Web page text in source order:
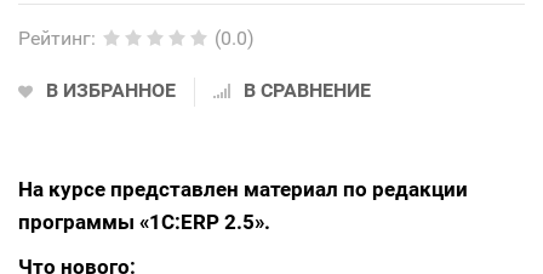
Рейтинг: (0.0)
В ИЗБРАННОЕ В СРАВНЕНИЕ
На курсе представлен материал по редакции
программы «1С:ERP 2.5».
Что нового: